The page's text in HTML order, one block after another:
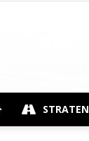
STRATEN